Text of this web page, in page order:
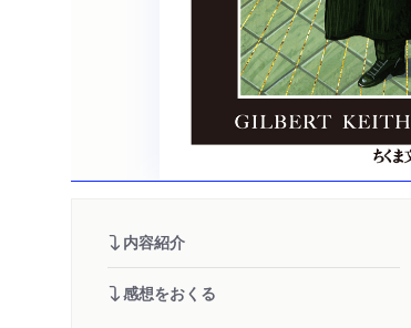
内容紹介
感想をおくる